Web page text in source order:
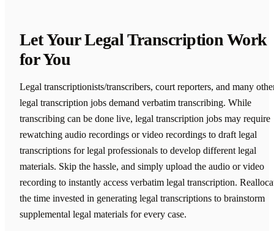
Let Your Legal Transcription Work
for You
Legal transcriptionists/transcribers, court reporters, and many
legal transcription jobs demand verbatim transcribing. While
transcribing can be done live, legal transcription jobs may require
rewatching audio recordings or video recordings to draft legal
transcriptions for legal professionals to develop different legal
materials. Skip the hassle, and simply upload the audio or video
recording to instantly access verbatim legal transcription.
the time invested in generating legal transcriptions to brainstorm
supplemental legal materials for every case.